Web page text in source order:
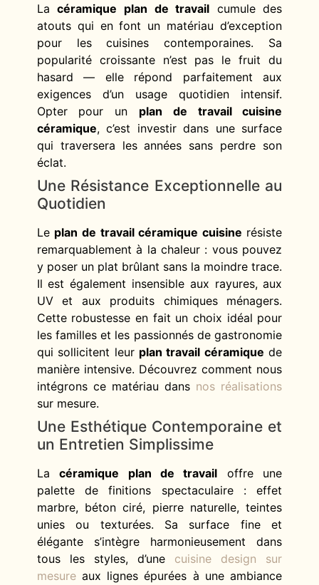
Lacéramique plan de travail cumule des
atouts qui en font un matériau d’exception
pour les cuisines contemporaines. Sa
popularité croissante n’est pas le fruit du
hasard — elle répond parfaitement aux
exigences d’un usage quotidien intensif.
Opter pour un plan de travail cuisine
céramique, c’est investir dans une surface
qui traversera les années sans perdre son
éclat.
Une Résistance Exceptionnelle au
Quotidien
Le plan de travail céramique cuisine résiste
remarquablement à la chaleur : vous pouvez
y poser un plat brûlant sans la moindre trace.
Il est également insensible aux rayures, aux
UV et aux produits chimiques ménagers.
Cette robustesse en fait un choix idéal pour
les familles et les passionnés de gastronomie
qui sollicitent leur plan travail céramique de
manière intensive. Découvrez comment nous
intégrons ce matériau dans nos réalisations
sur mesure.
Une Esthétique Contemporaine et
un Entretien Simplissime
Lacéramique plan de travail offre une
palette de finitions spectaculaire : effet
marbre, béton ciré, pierre naturelle, teintes
unies ou texturées. Sa surface fine et
élégante s’intègre harmonieusement dans
tous les styles, d’une cuisine design sur
mesureaux lignes épurées à une ambiance